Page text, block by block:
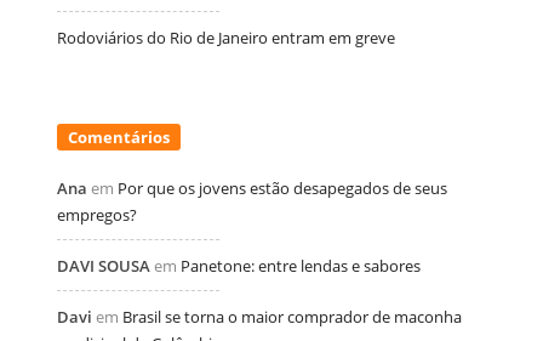
Rodoviários do Rio de Janeiro entram em greve
Comentários
Ana em Por que os jovens estão desapegados de seus
empregos?
DAVI SOUSAem Panetone: entre lendas e sabores
Davi em Brasil se torna o maior comprador de maconha